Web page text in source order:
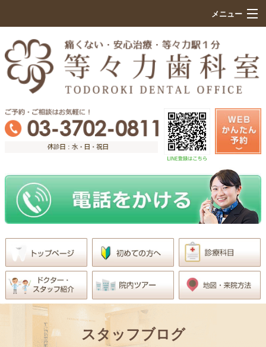
メニュー
HOME
初めての方へ
院内設備紹介
痛くない治療のこだわり
医院案内
求人情報
スタッフブログ